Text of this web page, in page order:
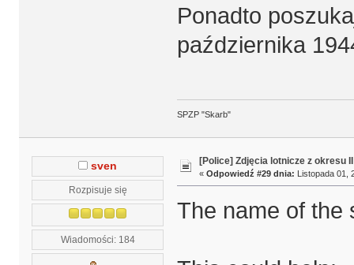
Ponadto
października
SPZP "Skarb"
sven
Rozpisuje się
Wiadomości: 184
[Police] Zdjęcia lotnicze z okresu II
« Odpowiedź #29 dnia: Listopada 01,
The name of the